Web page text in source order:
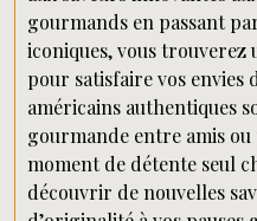
gourmands en passant
iconiques, vous trouverez
pour satisfaire vos envies
américains authentiques
gourmande entre amis
moment de détente seul
découvrir de nouvelles